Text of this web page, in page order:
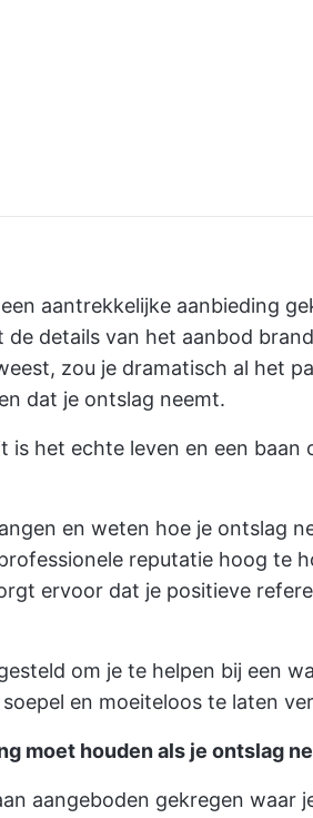
aantrekkelijke aanbieding
de details van het aanbod
zou je dramatisch al het
dat je ontslag neemt.
is het echte leven en een
en weten hoe je ontslag
reputatie hoog te
ervoor dat je positieve
om je te helpen bij een
en moeiteloos te laten
moet houden als je ontslag
aangeboden gekregen waar